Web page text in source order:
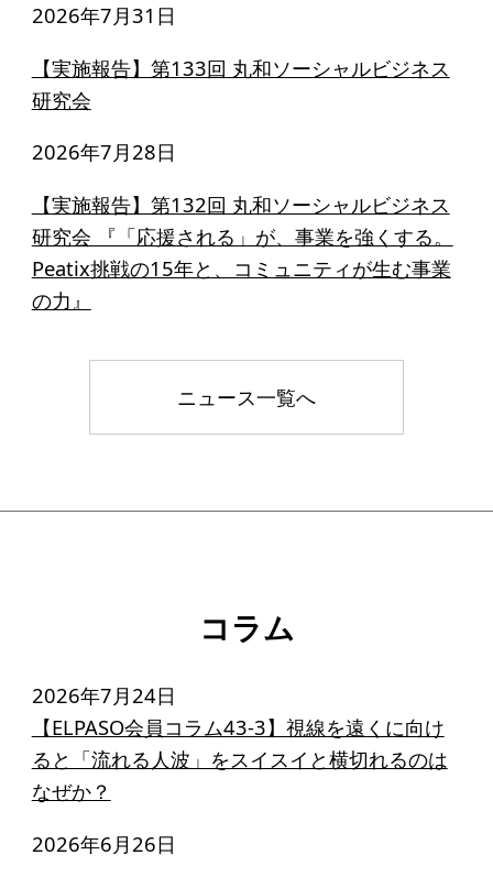
ソーシャルビジネス
受賞者一覧
ソーシャルビジネス研究会
研究会のねらい
研究会一覧
ELPASO会
ELPASO会とは
寄付のお願い
ニュース・コラム
ニュース
コラム
2026年7月31日
【実施報告】第133回 丸和ソーシャルビジネス
研究会
2026年7月28日
【実施報告】第132回 丸和ソーシャルビジネス
研究会 『「応援される」が、事業を強くする。
Peatix挑戦の15年と、コミュニティが生む事業
の力』
ニュース一覧へ
コラム
2026年7月24日
【ELPASO会員コラム43-3】視線を遠くに向け
ると「流れる人波」をスイスイと横切れるのは
なぜか？
2026年6月26日